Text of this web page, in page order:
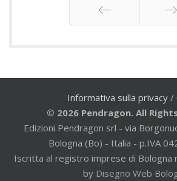
Informativa sulla privacy /
© 2026 Pendragon. All
Edizioni Pendragon srl - via
Bologna (Bo) - Italia - p.IVA
Iscritta al registro imprese di Bologna
by Disegno Web